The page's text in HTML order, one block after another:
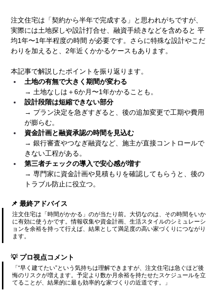
注文住宅は「契約から半年で完成する」と思われがちですが、
実際には土地探しや設計打合せ、融資手続きなどを含めると 平
均1年〜1年半程度の時間 が必要です。さらに特殊な設計やこだ
わりを加えると、2年近くかかるケースもあります。
本記事で解説したポイントを振り返ります。
土地の有無で大きく期間が変わる
→ 土地なしは＋6か月〜1年かかることも。
設計段階は短縮できない部分
→ プラン決定を急ぎすぎると、後の追加変更で工期や費用
が膨らむ。
資金計画と融資承認の時間を見込む
→ 銀行審査やつなぎ融資など、施主が直接コントロールで
きない工程がある。
第三者チェックの導入で安心感が増す
→ 専門家に資金計画や見積もりを確認してもらうと、後の
トラブル防止に役立つ。
📌 最終アドバイス
注文住宅は「時間がかかる」のが当たり前。大切なのは、その時間をいか
に有効に使うかです。情報収集や資金計画、生活スタイルのシミュレーシ
ョンを余裕を持って行えば、結果として満足度の高い家づくりにつながり
ます。
💡 プロ視点コメント
「“早く建てたい”という気持ちは理解できますが、注文住宅は急ぐほど後
悔のリスクが増えます。予定より数か月余裕を持たせたスケジュールを立
てることが、結果的に最も効率的な家づくりの近道です。」